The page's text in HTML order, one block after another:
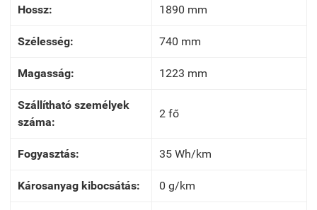
Hossz: 1890 mm
Szélesség: 740 mm
Magasság: 1223 mm
Szállítható személyek
száma:
2 fő
Fogyasztás: 35 Wh/km
Károsanyag kibocsátás: 0 g/km